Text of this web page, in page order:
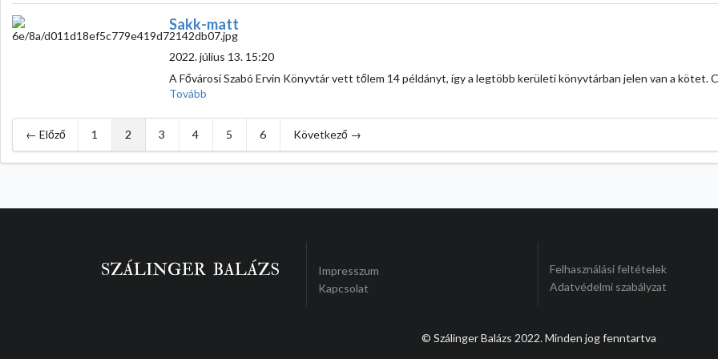
Sakk-matt
2022. július 13. 15:20
A Fővárosi Szabó Ervin Könyvtár vett tőlem 14 példányt, így a legtöbb kerületi könyvtárban jelen van a kötet.
Tovább
← Előző 1 2 3 4 5 6 Következő →
Impresszum
Kapcsolat
Felhasználási feltételek
Adatvédelmi szabályzat
© Szálinger Balázs 2022. Minden jog fenntartva